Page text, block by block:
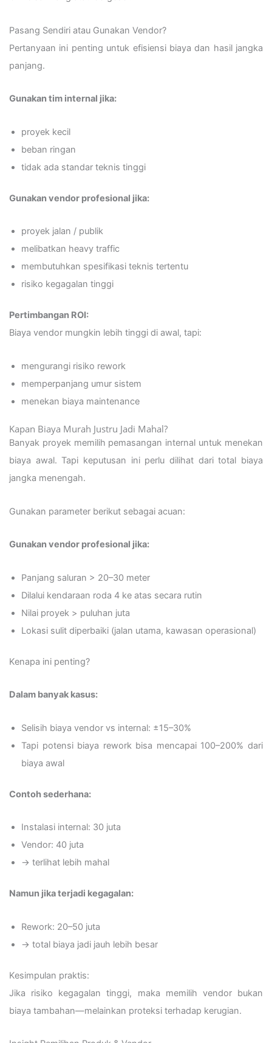
Pasang Sendiri atau Gunakan Vendor?
Pertanyaan ini penting untuk efisiensi biaya dan hasil jangka
panjang.
Gunakan tim internal jika:
proyek kecil
beban ringan
tidak ada standar teknis tinggi
Gunakan vendor profesional jika:
proyek jalan / publik
melibatkan heavy traffic
membutuhkan spesifikasi teknis tertentu
risiko kegagalan tinggi
Pertimbangan ROI:
Biaya vendor mungkin lebih tinggi di awal, tapi:
mengurangi risiko rework
memperpanjang umur sistem
menekan biaya maintenance
Kapan Biaya Murah Justru Jadi Mahal?
Banyak proyek memilih pemasangan internal untuk menekan
biaya awal. Tapi keputusan ini perlu dilihat dari total biaya
jangka menengah.
Gunakan parameter berikut sebagai acuan:
Gunakan vendor profesional jika:
Panjang saluran > 20–30 meter
Dilalui kendaraan roda 4 ke atas secara rutin
Nilai proyek > puluhan juta
Lokasi sulit diperbaiki (jalan utama, kawasan operasional)
Kenapa ini penting?
Dalam banyak kasus:
Selisih biaya vendor vs internal: ±15–30%
Tapi potensi biaya rework bisa mencapai 100–200% dari
biaya awal
Contoh sederhana:
Instalasi internal: 30 juta
Vendor: 40 juta
→ terlihat lebih mahal
Namun jika terjadi kegagalan:
Rework: 20–50 juta
→ total biaya jadi jauh lebih besar
Kesimpulan praktis:
Jika risiko kegagalan tinggi, maka memilih vendor bukan
biaya tambahan—melainkan proteksi terhadap kerugian.